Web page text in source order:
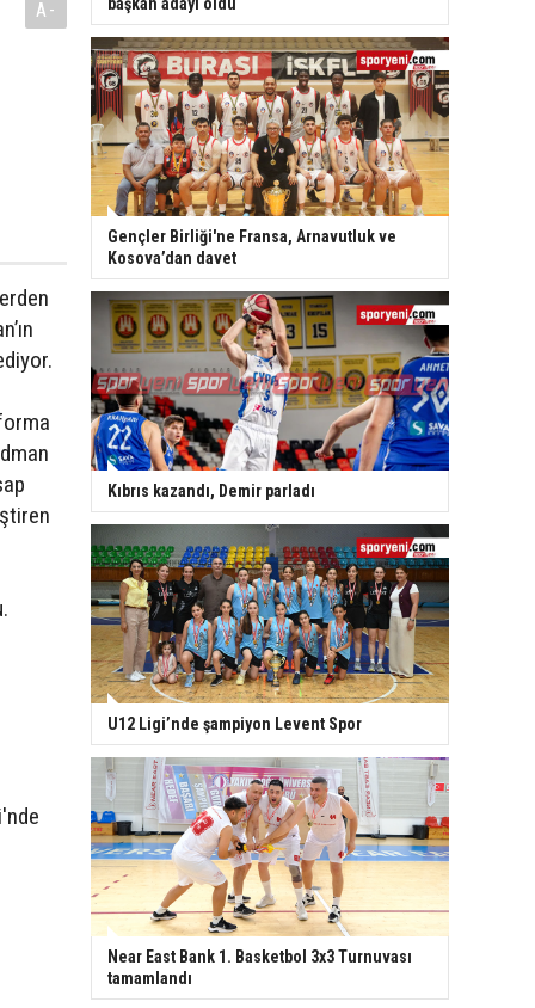
A-
Gençler Birliği'ne Fransa, Arnavutluk ve
Kosova’dan davet
Kıbrıs kazandı, Demir parladı
U12 Ligi’nde şampiyon Levent Spor
Near East Bank 1. Basketbol 3x3 Turnuvası
tamamlandı